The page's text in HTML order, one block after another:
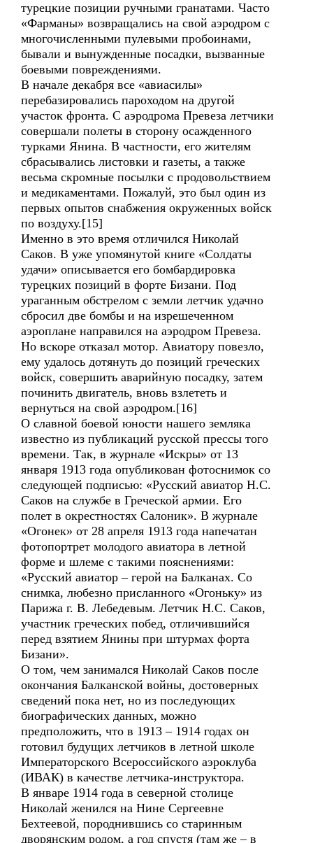
турецкие позиции ручными гранатами. Часто
«Фарманы» возвращались на свой аэродром с
многочисленными пулевыми пробоинами,
бывали и вынужденные посадки, вызванные
боевыми повреждениями.
В начале декабря все «авиасилы»
перебазировались пароходом на другой
участок фронта. С аэродрома Превеза летчики
совершали полеты в сторону осажденного
турками Янина. В частности, его жителям
сбрасывались листовки и газеты, а также
весьма скромные посылки с продовольствием
и медикаментами. Пожалуй, это был один из
первых опытов снабжения окруженных войск
по воздуху.[15]
Именно в это время отличился Николай
Саков. В уже упомянутой книге «Солдаты
удачи» описывается его бомбардировка
турецких позиций в форте Бизани. Под
ураганным обстрелом с земли летчик удачно
сбросил две бомбы и на изрешеченном
аэроплане направился на аэродром Превеза.
Но вскоре отказал мотор. Авиатору повезло,
ему удалось дотянуть до позиций греческих
войск, совершить аварийную посадку, затем
починить двигатель, вновь взлететь и
вернуться на свой аэродром.[16]
О славной боевой юности нашего земляка
известно из публикаций русской прессы того
времени. Так, в журнале «Искры» от 13
января 1913 года опубликован фотоснимок со
следующей подписью: «Русский авиатор Н.С.
Саков на службе в Греческой армии. Его
полет в окрестностях Салоник». В журнале
«Огонек» от 28 апреля 1913 года напечатан
фотопортрет молодого авиатора в летной
форме и шлеме с такими пояснениями:
«Русский авиатор – герой на Балканах. Со
снимка, любезно присланного «Огоньку» из
Парижа г. В. Лебедевым. Летчик Н.С. Саков,
участник греческих побед, отличившийся
перед взятием Янины при штурмах форта
Бизани».
О том, чем занимался Николай Саков после
окончания Балканской войны, достоверных
сведений пока нет, но из последующих
биографических данных, можно
предположить, что в 1913 – 1914 годах он
готовил будущих летчиков в летной школе
Императорского Всероссийского аэроклуба
(ИВАК) в качестве летчика-инструктора.
В январе 1914 года в северной столице
Николай женился на Нине Сергеевне
Бехтеевой, породнившись со старинным
дворянским родом, а год спустя (там же – в